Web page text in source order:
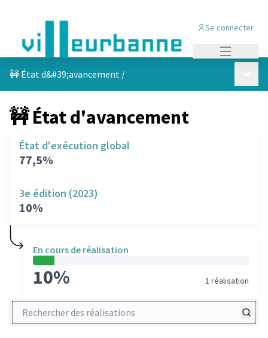
Se connecter
🚧 État d&#39;avancement /
🚧 État d'avancement
État d'exécution global
77,5%
3e édition (2023)
10%
En cours de réalisation
10% 1 réalisation
Rechercher des réalisations